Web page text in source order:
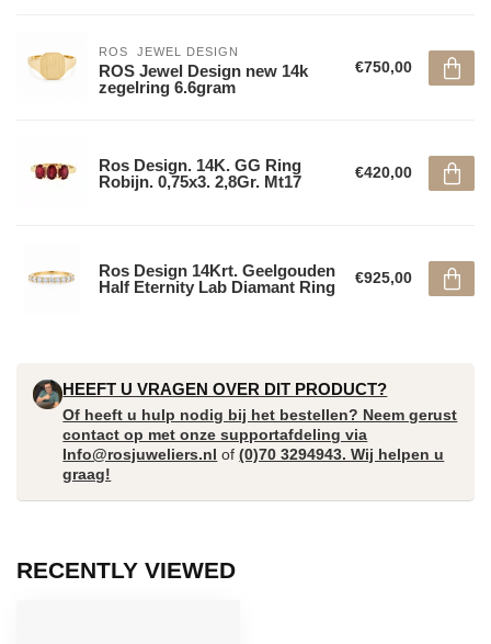
ROS  JEWEL DESIGN
ROS Jewel Design new 14k
zegelring 6.6gram
€750,00
Ros Design. 14K. GG Ring
Robijn. 0,75x3. 2,8Gr. Mt17
€420,00
Ros Design 14Krt. Geelgouden
Half Eternity Lab Diamant Ring
€925,00
HEEFT U VRAGEN OVER DIT PRODUCT?
Of heeft u hulp nodig bij het bestellen? Neem gerust
contact op met onze supportafdeling via
Info@rosjuweliers.nl of(0)70 3294943. Wij helpen u
graag!
RECENTLY VIEWED